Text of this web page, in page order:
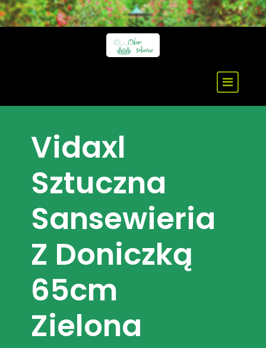
Skip
to
Vidaxl
Sztuczna
Sansewieria
Z Doniczką
65cm
Zielona